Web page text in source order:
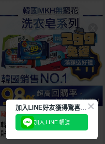
韓國銷售第一天然品牌
韓國 無瓊花~抗菌洗衣皂／女性
貼身衣物去污皂／衣襪去污皂／
加
入LINE好友獲得驚喜折扣!
加入 LINE 帳號